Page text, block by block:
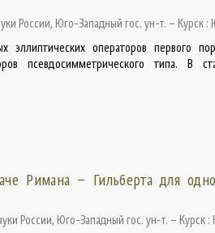
России, Юго-Западный гос. ун-т. – Курск :
эллиптических операторов первого
псевдосимметрического типа. В
Римана – Гильберта для
России, Юго-Западный гос. ун-т. – Курск :